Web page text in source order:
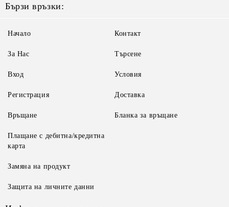
Бързи връзки:
Начало
За Нас
Вход
Регистрация
Контакт
Търсене
Условия
Доставка
Връщане
Плащане с дебитна/кредитна
карта
Замяна на продукт
Защита на личните данни
Бланка за връщане